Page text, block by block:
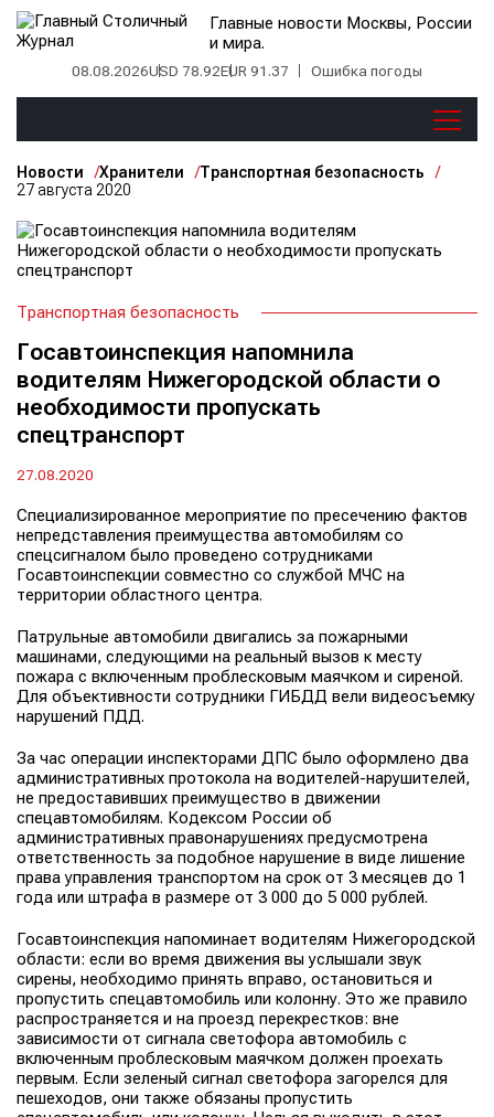
Главные новости Москвы, России
и мира.
08.08.2026USD 78.92EUR 91.37 Ошибка погоды
Новости Хранители
Транспортная безопасность
27 августа 2020
Транспортная безопасность
Госавтоинспекция напомнила
водителям Нижегородской области о
необходимости пропускать
спецтранспорт
27.08.2020
Специализированное мероприятие по пресечению фактов
непредставления преимущества автомобилям со
спецсигналом было проведено сотрудниками
Госавтоинспекции совместно со службой МЧС на
территории областного центра.
Патрульные автомобили двигались за пожарными
машинами, следующими на реальный вызов к месту
пожара с включенным проблесковым маячком и сиреной.
Для объективности сотрудники ГИБДД вели видеосъемку
нарушений ПДД.
За час операции инспекторами ДПС было оформлено два
административных протокола на водителей-нарушителей,
не предоставивших преимущество в движении
спецавтомобилям. Кодексом России об
административных правонарушениях предусмотрена
ответственность за подобное нарушение в виде лишение
права управления транспортом на срок от 3 месяцев до 1
года или штрафа в размере от 3 000 до 5 000 рублей.
Госавтоинспекция напоминает водителям Нижегородской
области: если во время движения вы услышали звук
сирены, необходимо принять вправо, остановиться и
пропустить спецавтомобиль или колонну. Это же правило
распространяется и на проезд перекрестков: вне
зависимости от сигнала светофора автомобиль с
включенным проблесковым маячком должен проехать
первым. Если зеленый сигнал светофора загорелся для
пешеходов, они также обязаны пропустить